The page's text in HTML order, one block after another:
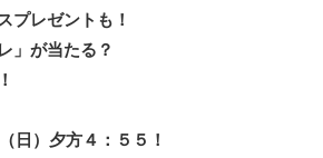
プレゼントも！
」が当たる？
日）夕方４：５５！